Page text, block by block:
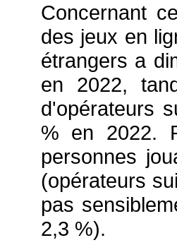
Concernant
des jeux en
étrangers a
en 2022,
d'opérateurs
% en 2022.
personnes
(opérateurs
pas
2,3 %).